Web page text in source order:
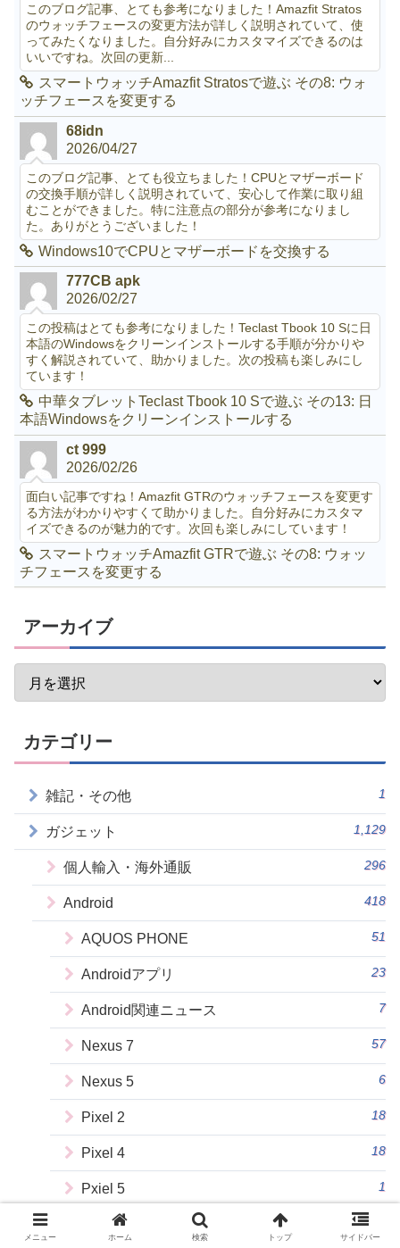
このブログ記事、とても参考になりました！Amazfit Stratos
のウォッチフェースの変更方法が詳しく説明されていて、使
ってみたくなりました。自分好みにカスタマイズできるのは
いいですね。次回の更新...
スマートウォッチAmazfit Stratosで遊ぶ その8: ウォ
ッチフェースを変更する
68idn
2026/04/27
このブログ記事、とても役立ちました！CPUとマザーボード
の交換手順が詳しく説明されていて、安心して作業に取り組
むことができました。特に注意点の部分が参考になりまし
た。ありがとうございました！
Windows10でCPUとマザーボードを交換する
777CB apk
2026/02/27
この投稿はとても参考になりました！Teclast Tbook 10 Sに日
本語のWindowsをクリーンインストールする手順が分かりや
すく解説されていて、助かりました。次の投稿も楽しみにし
ています！
中華タブレットTeclast Tbook 10 Sで遊ぶ その13: 日
本語Windowsをクリーンインストールする
ct 999
2026/02/26
面白い記事ですね！Amazfit GTRのウォッチフェースを変更す
る方法がわかりやすくて助かりました。自分好みにカスタマ
イズできるのが魅力的です。次回も楽しみにしています！
スマートウォッチAmazfit GTRで遊ぶ その8: ウォッ
チフェースを変更する
アーカイブ
カテゴリー
雑記・その他 1
ガジェット 1,129
個人輸入・海外通販 296
Android 418
AQUOS PHONE 51
Androidアプリ 23
Android関連ニュース 7
Nexus 7 57
Nexus 5 6
Pixel 2 18
Pixel 4 18
Pxiel 5 1
中華Android TV Box
メニュー ホーム 検索 トップ サイドバー